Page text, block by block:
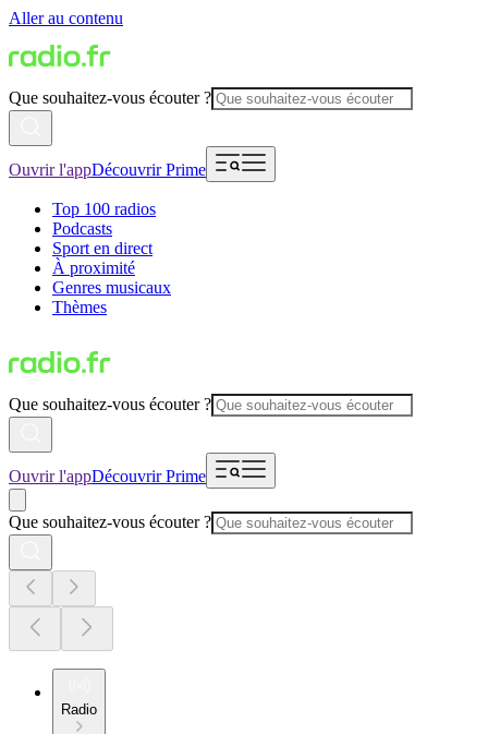
Aller au contenu
Que souhaitez-vous écouter ?
Ouvrir l'appDécouvrir Prime
Top 100 radios
Podcasts
Sport en direct
À proximité
Genres musicaux
Thèmes
Que souhaitez-vous écouter ?
Ouvrir l'appDécouvrir Prime
Que souhaitez-vous écouter ?
Radio